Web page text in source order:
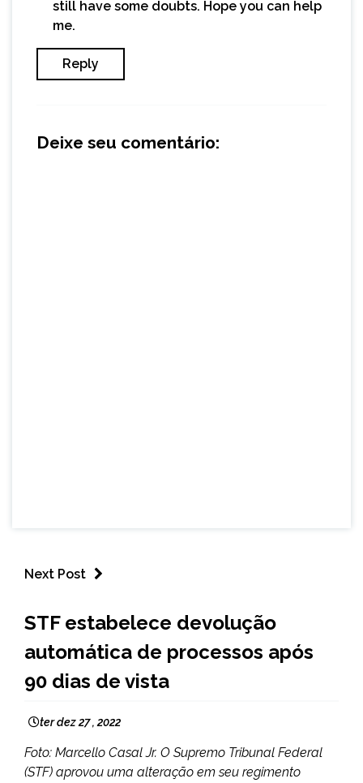
still have some doubts. Hope you can help
me.
Reply
Deixe seu comentário:
Next Post
NOTÍCIAS
STF estabelece devolução
automática de processos após
90 dias de vista
ter dez 27 , 2022
Foto: Marcello Casal Jr. O Supremo Tribunal Federal
(STF) aprovou uma alteração em seu regimento